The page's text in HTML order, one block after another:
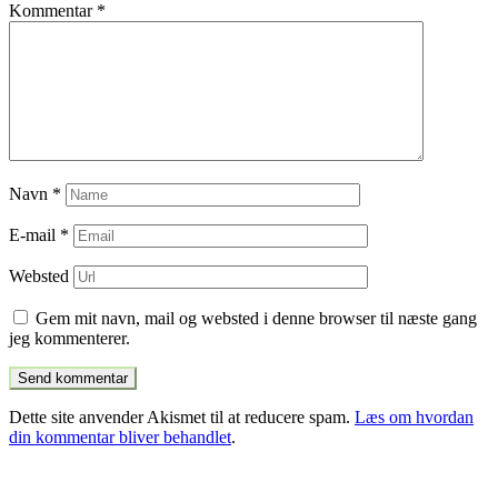
Kommentar *
Navn *
E-mail *
Websted
Gem mit navn, mail og websted i denne browser til næste gang
jeg kommenterer.
Dette site anvender Akismet til at reducere spam. Læs om hvordan
din kommentar bliver behandlet.